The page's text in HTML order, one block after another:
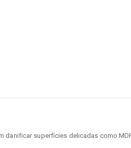
danificar superfícies delicadas como